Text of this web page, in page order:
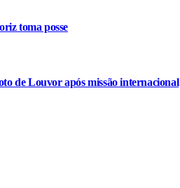
toma posse
de Louvor após missão internacional